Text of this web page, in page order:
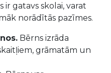
ir gatavs skolai, varat
norādītās pazīmes.
Bērns izrāda
grāmatām un